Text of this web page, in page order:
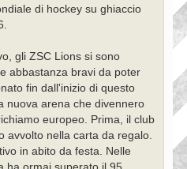
di hockey su ghiaccio
gli ZSC Lions si sono
abbastanza bravi da poter
fin dall'inizio di questo
nuova arena che divennero
europeo. Prima, il club
avvolto nella carta da regalo.
in abito da festa. Nelle